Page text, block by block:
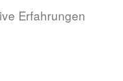
Erfahrungen